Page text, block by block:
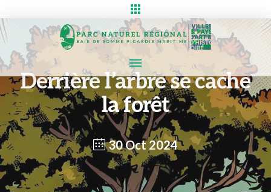
Derrière l’arbre se cache
la forêt
30 Oct 2024